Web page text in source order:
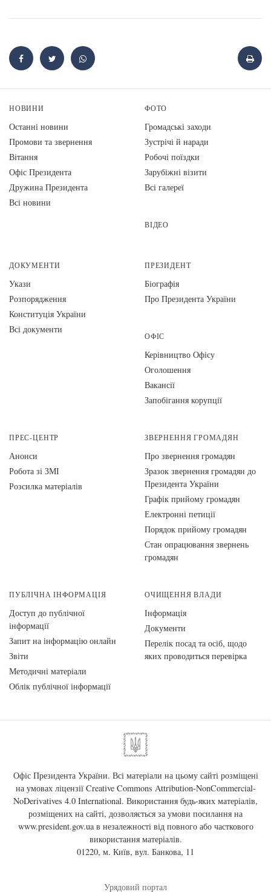
НОВИНИ
Останні новини
Промови та звернення
Вiтання
Офіс Президента
Дружина Президента
Всі новини
ФОТО
Громадські заходи
Зустрічі й наради
Робочі поїздки
Зарубіжні візити
Всі галереї
ВІДЕО
ДОКУМЕНТИ
Укази
Розпорядження
Конституція України
Всі документи
ПРЕЗИДЕНТ
Біографія
Про Президента України
ОФІС
Керівництво Офісу
Оголошення
Вакансії
Запобігання корупції
ПРЕС-ЦЕНТР
Анонси
Робота зі ЗМІ
Розсилка матеріалів
ЗВЕРНЕННЯ ГРОМАДЯН
Про звернення громадян
Зразок звернення громадян до
Президента України
Графік прийому громадян
Електронні петиції
Порядок прийому громадян
Стан опрацювання звернень
громадян
ПУБЛІЧНА ІНФОРМАЦІЯ
Доступ до публічної
інформації
Запит на інформацію онлайн
Звіти
Методичні матеріали
Облік публічної інформації
ОЧИЩЕННЯ ВЛАДИ
Інформація
Документи
Перелік посад та осіб, щодо
яких проводиться перевірка
Офіс Президента України. Всі матеріали на цьому сайті розміщені
на умовах ліцензії Creative Commons Attribution-NonCommercial-
NoDerivatives 4.0 International. Використання будь-яких матеріалів,
розміщених на сайті, дозволяється за умови посилання на
www.president.gov.uaв незалежності від повного або часткового
використання матеріалів.
01220, м. Київ, вул. Банкова, 11
Урядовий портал